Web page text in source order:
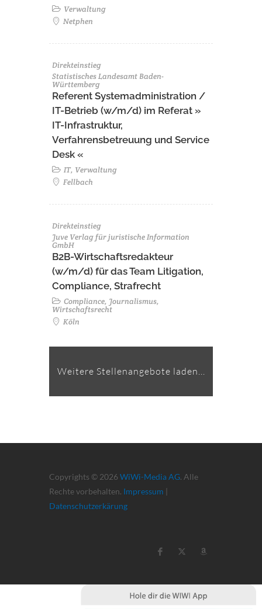
Verwaltung
Netphen
Direkteinstieg
Statistisches Landesamt Baden-
Württemberg
Referent Systemadministration /
IT-Betrieb (w/m/d) im Referat »
IT-Infrastruktur,
Verfahrensbetreuung und Service
Desk «
IT, Verwaltung
Fellbach
Direkteinstieg
Juve Verlag für juristische Information
GmbH
B2B-Wirtschaftsredakteur
(w/m/d) für das Team Litigation,
Compliance, Strafrecht
Compliance, Journalismus,
Wirtschaftsrecht
Köln
Weitere Stellenangebote laden...
Copyrights © 2026 WiWi-Media AG. Alle
Rechte vorbehalten. Impressum |
Datenschutzerkärung